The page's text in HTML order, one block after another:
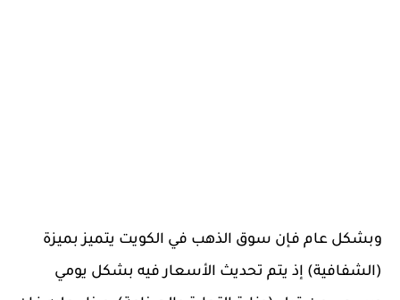
وبشكل عام فإن سوق الذهب في الكويت يتميز بميزة
(الشفافية) إذ يتم تحديث الأسعار فيه بشكل يومي